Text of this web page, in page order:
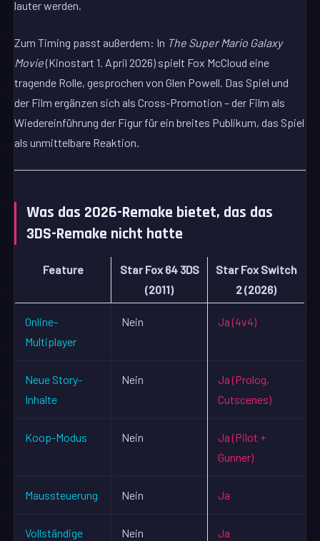
lauter werden.
Zum Timing passt außerdem: In The Super Mario Galaxy
Movie(Kinostart 1. April 2026) spielt Fox McCloud eine
tragende Rolle, gesprochen von Glen Powell. Das Spiel und
der Film ergänzen sich als Cross-Promotion – der Film als
Wiedereinführung der Figur für ein breites Publikum, das Spiel
als unmittelbare Reaktion.
Was das 2026-Remake bietet, das das
3DS-Remake nicht hatte
Feature
Star Fox 64 3DS
(2011)
Star Fox Switch
2 (2026)
Online-
Multiplayer
Nein Ja (4v4)
Neue Story-
Inhalte
Nein
Ja (Prolog,
Cutscenes)
Koop-Modus Nein
Ja (Pilot +
Gunner)
Maussteuerung Nein Ja
Vollständige
Nein Ja